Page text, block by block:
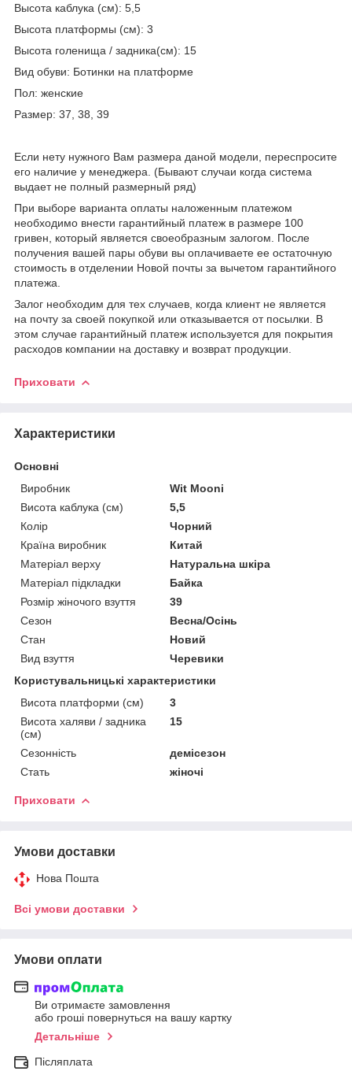
Высота каблука (см): 5,5
Высота платформы (см): 3
Высота голенища / задника(см): 15
Вид обуви: Ботинки на платформе
Пол: женские
Размер: 37, 38, 39
Если нету нужного Вам размера даной модели, переспросите
его наличие у менеджера. (Бывают случаи когда система
выдает не полный размерный ряд)
При выборе варианта оплаты наложенным платежом
необходимо внести гарантийный платеж в размере 100
гривен, который является своеобразным залогом. После
получения вашей пары обуви вы оплачиваете ее остаточную
стоимость в отделении Новой почты за вычетом гарантийного
платежа.
Залог необходим для тех случаев, когда клиент не является
на почту за своей покупкой или отказывается от посылки. В
этом случае гарантийный платеж используется для покрытия
расходов компании на доставку и возврат продукции.
Приховати
Характеристики
Основні
Виробник
Wit Mooni
Висота каблука (см)
5,5
Колір
Чорний
Країна виробник
Китай
Матеріал верху
Натуральна шкіра
Матеріал підкладки
Байка
Розмір жіночого взуття
39
Сезон
Весна/Осінь
Стан
Новий
Вид взуття
Черевики
Користувальницькі характеристики
Висота платформи (см)
3
Висота халяви / задника
(см)
15
Сезонність
демісезон
Стать
жіночі
Приховати
Умови доставки
Нова Пошта
Всі умови доставки
Умови оплати
Ви отримаєте замовлення
або гроші повернуться на вашу картку
Детальніше
Післяплата